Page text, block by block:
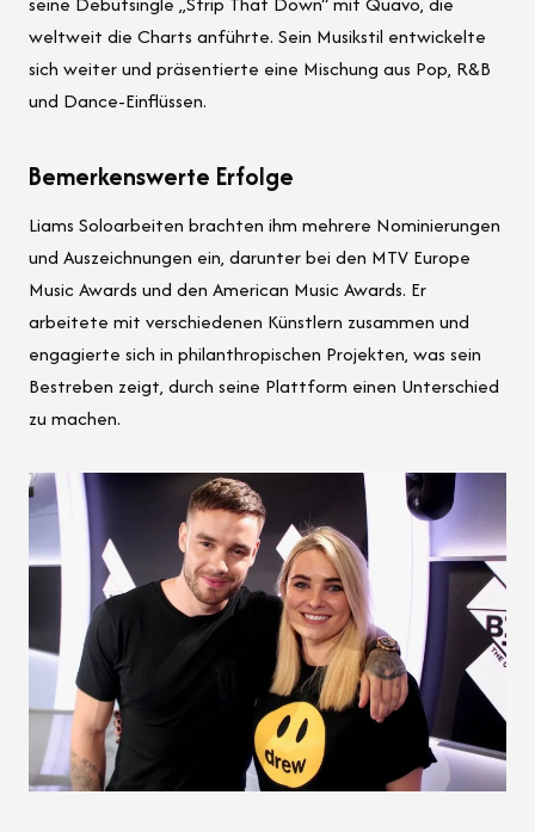
weltweit die Charts anführte. Sein Musikstil entwickelte
sich weiter und präsentierte eine Mischung aus Pop, R&B
und Dance-Einflüssen.
Bemerkenswerte Erfolge
Liams Soloarbeiten brachten ihm mehrere Nominierungen
und Auszeichnungen ein, darunter bei den MTV Europe
Music Awards und den American Music Awards. Er
arbeitete mit verschiedenen Künstlern zusammen und
engagierte sich in philanthropischen Projekten, was sein
Bestreben zeigt, durch seine Plattform einen Unterschied
zu machen.